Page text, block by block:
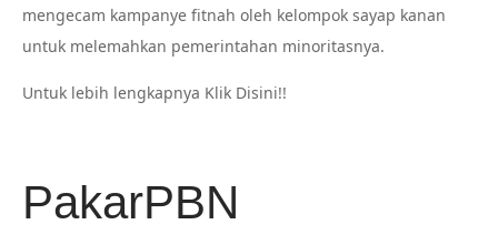
mengecam kampanye fitnah oleh kelompok sayap kanan
untuk melemahkan pemerintahan minoritasnya.
Untuk lebih lengkapnya Klik Disini!!
PakarPBN